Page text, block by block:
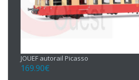
JOUEF autorail Picasso
169.90€